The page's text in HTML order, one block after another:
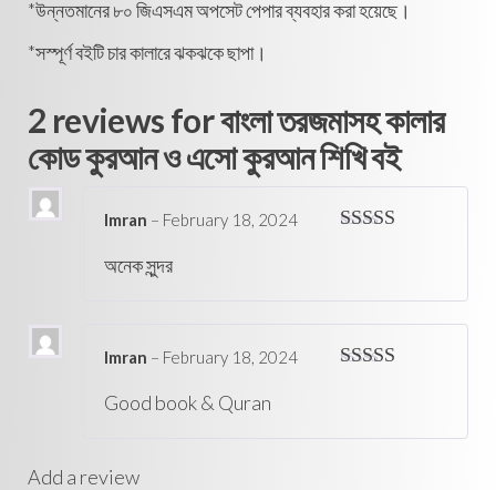
*উন্নতমানের ৮০ জিএসএম অপসেট পেপার ব্যবহার করা হয়েছে।
*সস্পূর্ণ বইটি চার কালারে ঝকঝকে ছাপা।
2 reviews forবাংলা তরজমাসহ কালার
কোড কুরআন ও এসো কুরআন শিখি বই
Imran – February 18, 2024
অনেক সুন্দর
Imran – February 18, 2024
Good book & Quran
Add a review